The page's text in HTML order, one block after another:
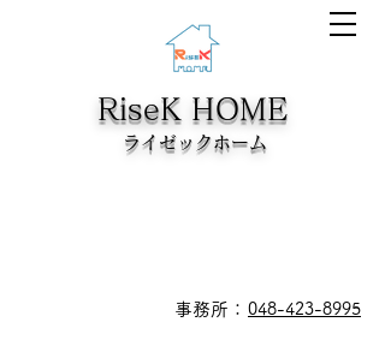
RiseK HOME
​ライゼックホーム
​事務所： 048-423-8995